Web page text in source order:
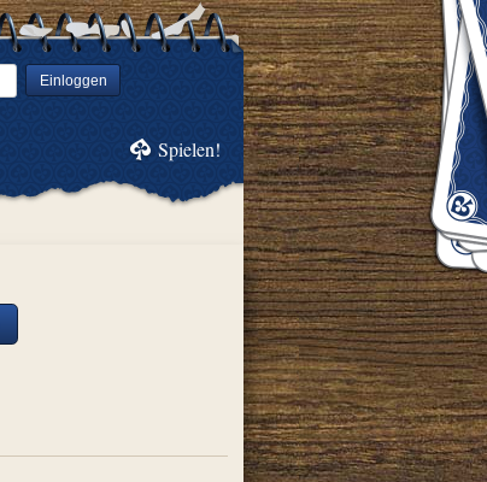
Einloggen
Spielen!